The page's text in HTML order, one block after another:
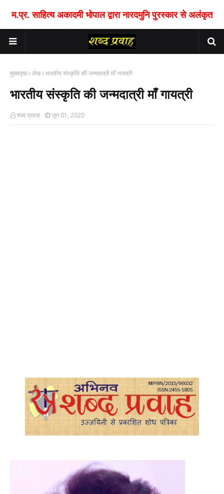
म.प्र. साहित्य अकादमी भोपाल द्वारा नारदमुनि पुरस्कार से अलंकृत
मुख्यपृष्ठ लेख भारतीय संस्कृति की जन्मदात्री माँ गायत्री
भारतीय संस्कृति की जन्मदात्री माँ गायत्री
शब्द प्रवाह जून 01, 2020